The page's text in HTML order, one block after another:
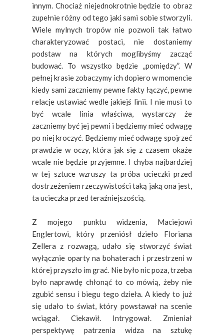
innym. Chociaż niejednokrotnie będzie to obraz
zupełnie różny od tego jaki sami sobie stworzyli.
Wiele mylnych tropów nie pozwoli tak łatwo
charakteryzować postaci, nie dostaniemy
podstaw na których moglibyśmy zacząć
budować. To wszystko będzie „pomiędzy”. W
pełnej krasie zobaczymy ich dopiero w momencie
kiedy sami zaczniemy pewne fakty łączyć, pewne
relacje ustawiać wedle jakiejś linii. I nie musi to
być wcale linia właściwa, wystarczy że
zaczniemy być jej pewni i będziemy mieć odwagę
po niej kroczyć. Będziemy mieć odwagę spojrzeć
prawdzie w oczy, która jak się z czasem okaże
wcale nie będzie przyjemne. I chyba najbardziej
w tej sztuce wzruszy ta próba ucieczki przed
dostrzeżeniem rzeczywistości taką jaką ona jest,
ta ucieczka przed teraźniejszością.
Z mojego punktu widzenia, Maciejowi
Englertowi, który przeniósł dzieło Floriana
Zellera z rozwagą, udało się stworzyć świat
wyłącznie oparty na bohaterach i przestrzeni w
której przyszło im grać. Nie było nic poza, trzeba
było naprawdę chłonąć to co mówią, żeby nie
zgubić sensu i biegu tego dzieła. A kiedy to już
się udało to świat, który powstawał na scenie
wciągał. Ciekawił. Intrygował. Zmieniał
perspektywę patrzenia widza na sztukę